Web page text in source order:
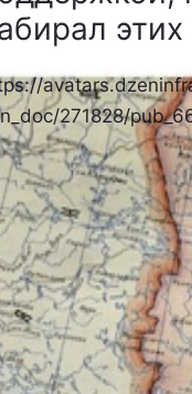
271828/